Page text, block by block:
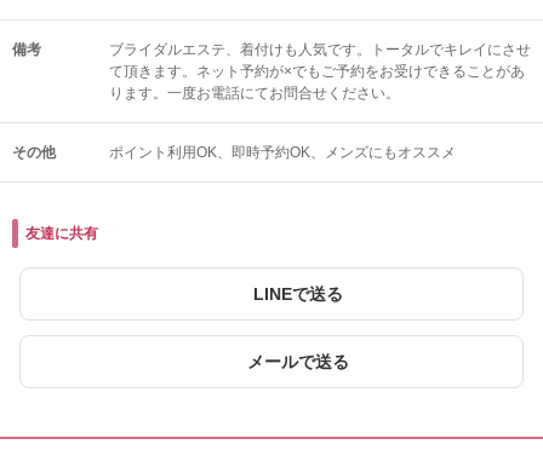
備考
ブライダルエステ、着付けも人気です。トータルでキレイにさせ
て頂きます。ネット予約が×でもご予約をお受けできることがあ
ります。一度お電話にてお問合せください。
その他 ポイント利用OK 即時予約OK メンズにもオススメ
友達に共有
LINEで送る
メールで送る